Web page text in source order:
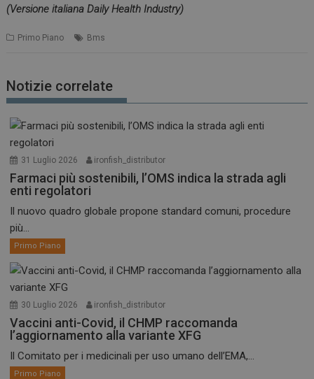
(Versione italiana Daily Health Industry)
Primo Piano Bms
Notizie correlate
31 Luglio 2026 ironfish_distributor
Farmaci più sostenibili, l’OMS indica la strada agli
enti regolatori
Il nuovo quadro globale propone standard comuni, procedure
più...
Primo Piano
30 Luglio 2026 ironfish_distributor
Vaccini anti-Covid, il CHMP raccomanda
l’aggiornamento alla variante XFG
Il Comitato per i medicinali per uso umano dell’EMA,...
Primo Piano